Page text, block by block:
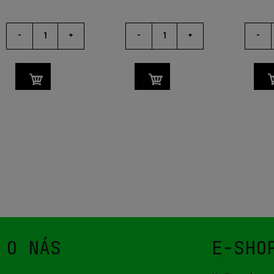
- + - + -
O NÁS E-